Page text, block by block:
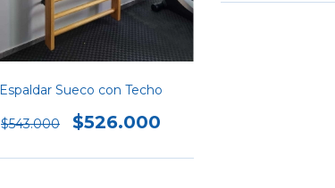
Espaldar Sueco con Techo
$543.000 $526.000